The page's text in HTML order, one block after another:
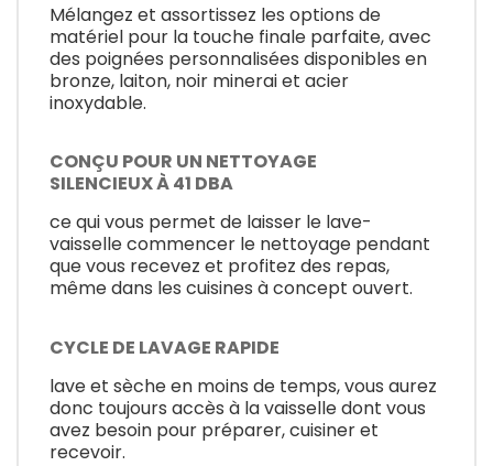
Mélangez et assortissez les options de
matériel pour la touche finale parfaite, avec
des poignées personnalisées disponibles en
bronze, laiton, noir minerai et acier
inoxydable.
CONÇU POUR UN NETTOYAGE
SILENCIEUX À 41 DBA
ce qui vous permet de laisser le lave-
vaisselle commencer le nettoyage pendant
que vous recevez et profitez des repas,
même dans les cuisines à concept ouvert.
CYCLE DE LAVAGE RAPIDE
lave et sèche en moins de temps, vous aurez
donc toujours accès à la vaisselle dont vous
avez besoin pour préparer, cuisiner et
recevoir.